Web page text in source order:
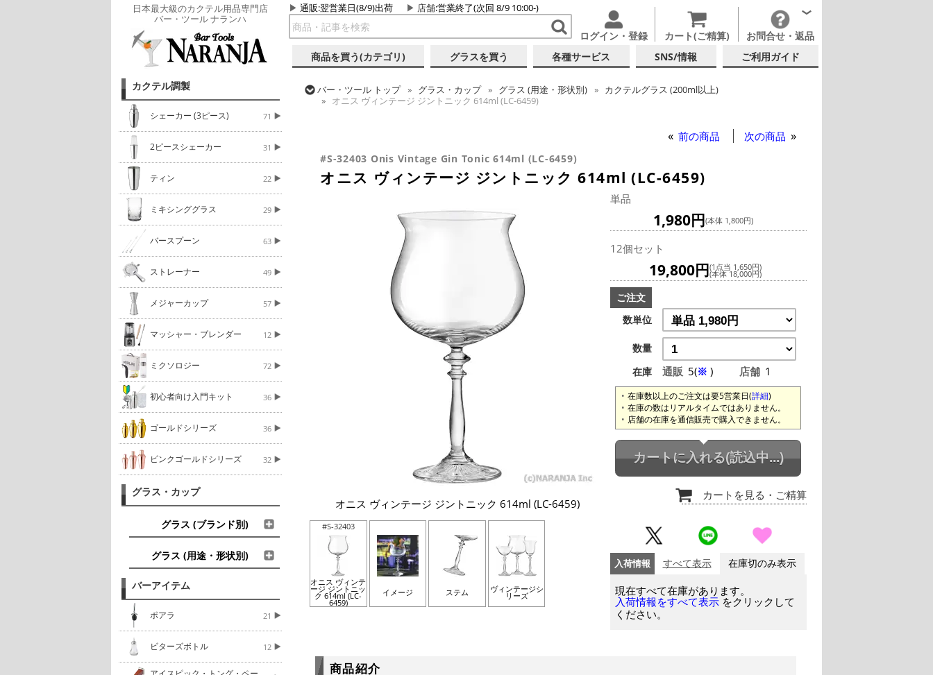
日本最大級のカクテル用品専門店
バー・ツール ナランハ
通販:翌営業日(8/9)出荷 店舗:営業終了(次回 8/9 10:00-)
ログイン・登録 カート(ご精算) お問合せ・返品
商品を買う(カテゴリ) グラスを買う 各種サービス SNS/情報 ご利用ガイド
カクテル調製
シェーカー (3ピース) 71
2ピースシェーカー 31
ティン 22
ミキシンググラス 29
バースプーン 63
ストレーナー 49
メジャーカップ 57
マッシャー・ブレンダー 12
ミクソロジー 72
初心者向け入門キット 36
ゴールドシリーズ 36
ピンクゴールドシリーズ 32
グラス・カップ
グラス (ブランド別)
グラス (用途・形状別)
バーアイテム
ポアラ 21
ビターズボトル 12
バー・ツール トップ グラス・カップ グラス (用途・形状別)
カクテルグラス (200ml以上)
オニス ヴィンテージ ジントニック 614ml (LC-6459)
前の商品 次の商品
#S-32403 Onis Vintage Gin Tonic 614ml (LC-6459)
オニス ヴィンテージ ジントニック 614ml (LC-6459)
オニス ヴィンテージ ジントニック 614ml (LC-6459)
#S-32403
オニス ヴィンテ
ージ ジントニッ
ク 614ml (LC-
6459)
イメージ ステム ヴィンテージシ
リーズ
単品
1,980円(本体 1,800円)
12個セット
19,800円(1点当 1,650円)
(本体 18,000円)
ご注文
数単位
数量
在庫
通販 5(※ ) 店舗 1
在庫数以上のご注文は要5営業日(詳細)
在庫の数はリアルタイムではありません。
店舗の在庫を通信販売で購入できません。
カートに入れる(読込中...)
カートを見る ・ご精算
入荷情報 すべて表示 在庫切のみ表示
現在すべて在庫があります。
入荷情報をすべて表示 をクリックして
ください。
商品紹介